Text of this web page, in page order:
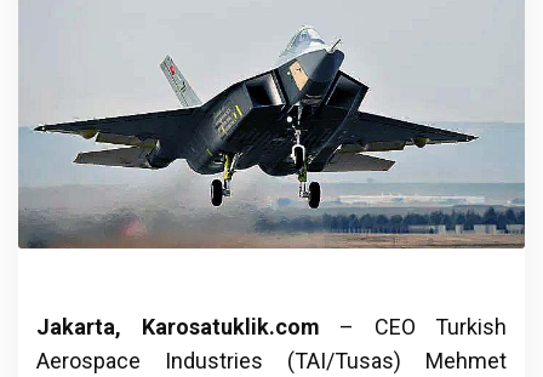
Jakarta, Karosatuklik.com – CEO Turkish
Aerospace Industries (TAI/Tusas) Mehmet